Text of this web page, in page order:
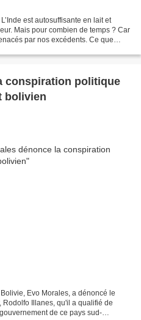
est autosuffisante en lait et
Mais pour combien de temps ? Car
par nos excédents. Ce que
conspiration politique
bolivien
Evo Morales, a dénoncé le
Illanes, qu'il a qualifié de
de ce pays sud-